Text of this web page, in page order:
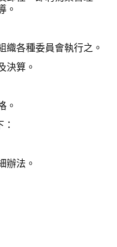
。
織各種委員會執行之。
決算。
。
辦法。